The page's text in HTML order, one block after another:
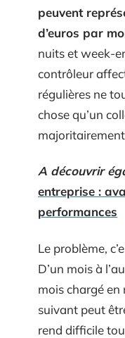
peuvent
d’euros par
nuits et week-
contrôleur
régulières ne
chose qu’un
A découvrir
entreprise :
performances
Le problème,
D’un mois à
mois chargé
suivant peut
rend difficile